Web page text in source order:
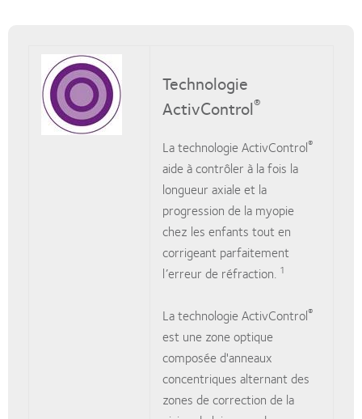
Technologie
ActivControl®
La technologie ActivControl®
aide à contrôler à la fois la
longueur axiale et la
progression de la myopie
chez les enfants tout en
corrigeant parfaitement
l’erreur de réfraction. 1
La technologie ActivControl®
est une zone optique
composée d'anneaux
concentriques alternant des
zones de correction de la